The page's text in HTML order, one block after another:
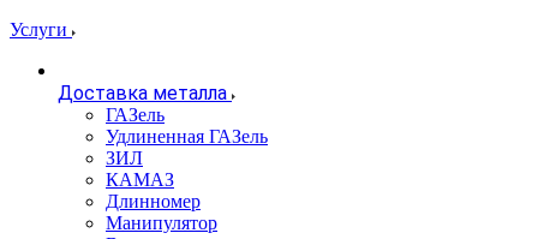
Услуги
Доставка металла
ГАЗель
Удлиненная ГАЗель
ЗИЛ
КАМАЗ
Длинномер
Манипулятор